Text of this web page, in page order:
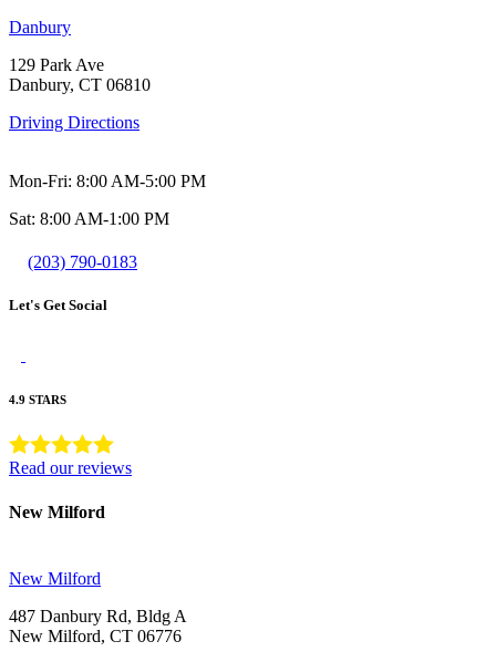
Danbury
129 Park Ave
Danbury, CT 06810
Driving Directions
Mon-Fri: 8:00 AM-5:00 PM
Sat: 8:00 AM-1:00 PM
(203) 790-0183
Let's Get Social
4.9 STARS
Read our reviews
New Milford
New Milford
487 Danbury Rd, Bldg A
New Milford, CT 06776